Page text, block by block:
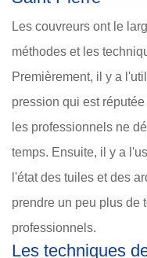
Les couvreurs ont le
méthodes et les
Premièrement, il y a
pression qui est
les professionnels ne
temps. Ensuite, il y a
l'état des tuiles et des
prendre un peu plus de
professionnels.
Les techniques